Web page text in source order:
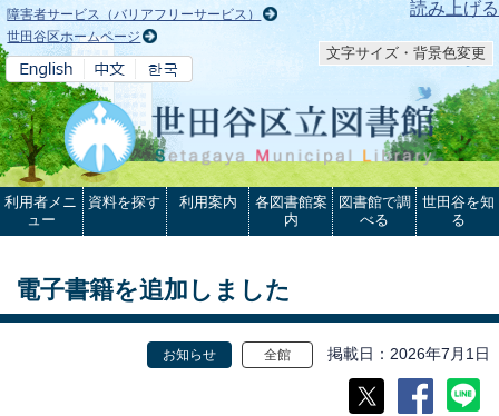
本文へ 読み上げる
障害者サービス（バリアフリーサービス）
世田谷区ホームページ
文字サイズ・背景色変更
利用者メニ
ュー
資料を探す 利用案内
各図書館案
内
図書館で調
べる
世田谷を知
る
電子書籍を追加しました
お知らせ 全館 掲載日 2026年7月1日